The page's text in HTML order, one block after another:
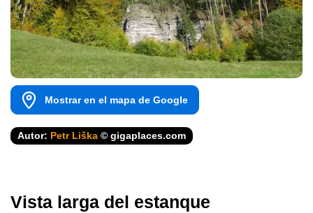
Mostrar en el mapa de Google
Autor: Petr Liška © gigaplaces.com
Vista larga del estanque